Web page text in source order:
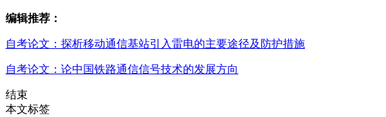
编辑推荐：
自考论文：探析移动通信基站引入雷电的主要途径及防护措施
自考论文：论中国铁路通信信号技术的发展方向
结束
本文标签